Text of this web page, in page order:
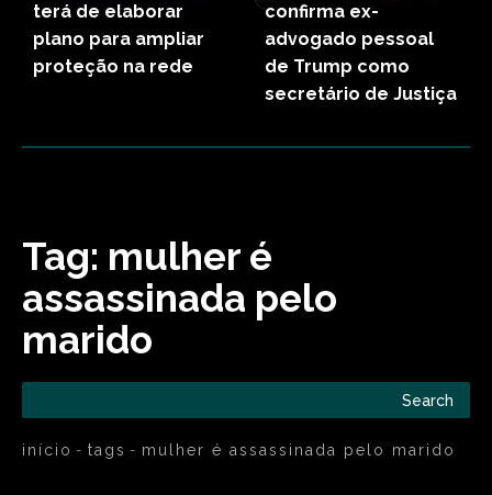
terá de elaborar
plano para ampliar
proteção na rede
confirma ex-
advogado pessoal
de Trump como
secretário de Justiça
Tag: mulher é
assassinada pelo
marido
Search
início tags mulher é assassinada pelo marido